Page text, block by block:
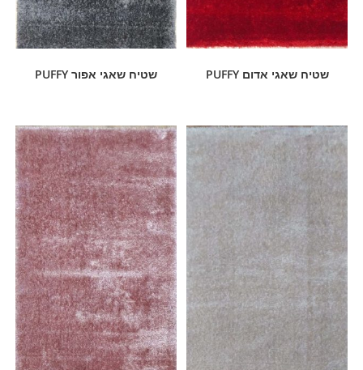
שטיח שאגי אדום PUFFY שטיח שאגי אפור PUFFY